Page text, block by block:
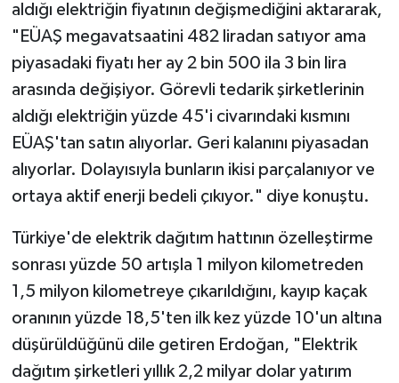
aldığı elektriğin fiyatının değişmediğini aktararak,
"EÜAŞ megavatsaatini 482 liradan satıyor ama
piyasadaki fiyatı her ay 2 bin 500 ila 3 bin lira
arasında değişiyor. Görevli tedarik şirketlerinin
aldığı elektriğin yüzde 45'i civarındaki kısmını
EÜAŞ'tan satın alıyorlar. Geri kalanını piyasadan
alıyorlar. Dolayısıyla bunların ikisi parçalanıyor ve
ortaya aktif enerji bedeli çıkıyor." diye konuştu.
Türkiye'de elektrik dağıtım hattının özelleştirme
sonrası yüzde 50 artışla 1 milyon kilometreden
1,5 milyon kilometreye çıkarıldığını, kayıp kaçak
oranının yüzde 18,5'ten ilk kez yüzde 10'un altına
düşürüldüğünü dile getiren Erdoğan, "Elektrik
dağıtım şirketleri yıllık 2,2 milyar dolar yatırım